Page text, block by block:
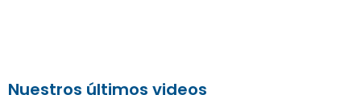
Nuestros últimos videos